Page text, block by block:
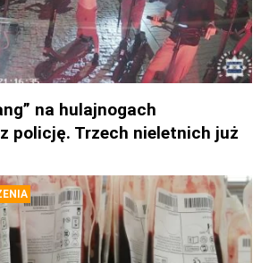
na hulajnogach
policję. Trzech nieletnich już